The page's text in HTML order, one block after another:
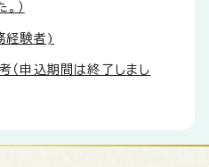
）
経験者)
（申込期間は終了しまし